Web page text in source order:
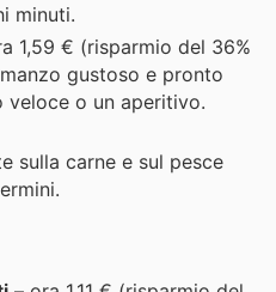
minuti.
1,59 € (risparmio del 36%
gustoso e pronto
veloce o un aperitivo.
sulla carne e sul pesce